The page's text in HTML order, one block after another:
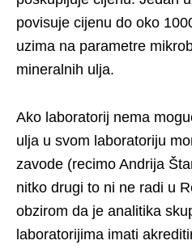
povisuje cijenu do oko
uzima na parametre
mineralnih ulja.
Ako laboratorij nema
ulja u svom laboratoriju
zavode (recimo Andrija
nitko drugi to ni ne radi u
obzirom da je analitika
laboratorijima imati